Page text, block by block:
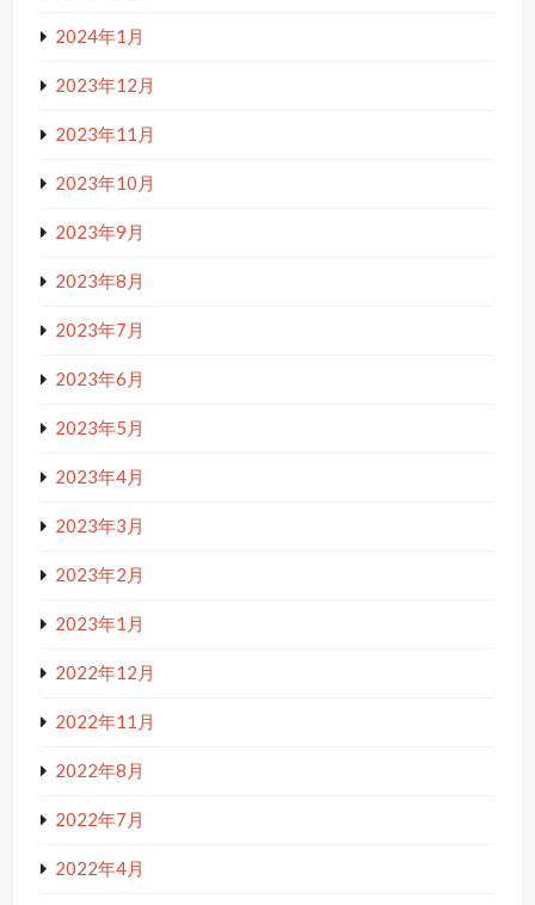
2024年1月
2023年12月
2023年11月
2023年10月
2023年9月
2023年8月
2023年7月
2023年6月
2023年5月
2023年4月
2023年3月
2023年2月
2023年1月
2022年12月
2022年11月
2022年8月
2022年7月
2022年4月